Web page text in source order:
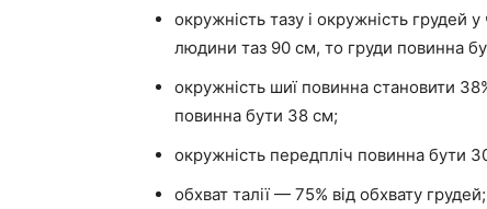
окружність тазу і окружність грудей
людини таз 90 см, то груди повинна
окружність шиї повинна становити
повинна бути 38 см;
окружність передпліч повинна бути
обхват талії — 75% від обхвату грудей;